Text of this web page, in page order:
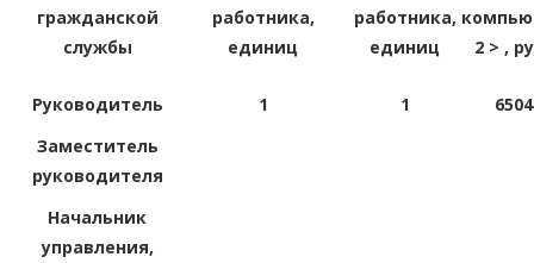
гражданской
службы
работника,
единиц
работника,
единиц
2 > ,
Руководитель 1 1
Заместитель
руководителя
Начальник
управления,